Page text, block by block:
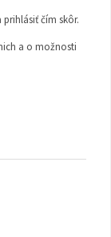
čím skôr.
a o možnosti